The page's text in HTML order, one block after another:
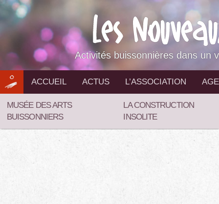
Aller
au
contenu
Activités buissonnières dans un
ACCUEIL ACTUS L’ASSOCIATION
MUSÉE DES ARTS
BUISSONNIERS
LA CONSTRUCTION
INSOLITE